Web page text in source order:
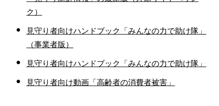
ク）
見守り者向けハンドブック「みんなの力で助け隊」
（事業者版）
見守り者向けハンドブック「みんなの力で助け隊」
見守り者向け動画「高齢者の消費者被害」